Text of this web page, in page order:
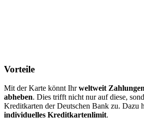
Vorteile
Mit der Karte könnt Ihrweltweit
abheben. Dies trifft nicht nur auf diese,
Kreditkarten der Deutschen Bank zu. Dazu
individuelles Kreditkartenlimit.